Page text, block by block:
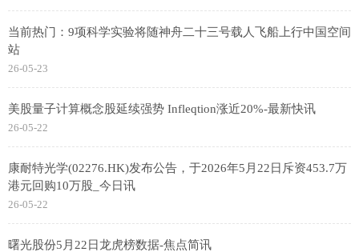
当前热门：9项科学实验将随神舟二十三号载人飞船上行中国空间
站
26-05-23
美股量子计算概念股延续强势 Infleqtion涨近20%-最新快讯
26-05-22
康耐特光学(02276.HK)发布公告，于2026年5月22日斥资453.7万
港元回购10万股_今日讯
26-05-22
曙光股份5月22日龙虎榜数据-焦点简讯